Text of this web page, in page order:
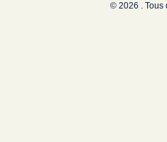
© 2026 . Tous